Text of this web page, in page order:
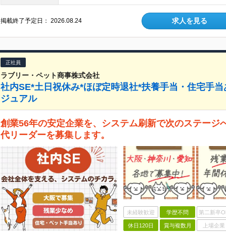
掲載終了予定日：2026.08.24 求人を見る
正社員
ラブリー・ペット商事株式会社
社内SE*土日祝休み*ほぼ定時退社*扶養手当・住宅手
ジュアル
創業56年の安定企業を、システム刷新で次のステージ
代リーダーを募集します。
未経験歓迎 学歴不問 第二新卒
休日120日 賞与複数月 上場企業